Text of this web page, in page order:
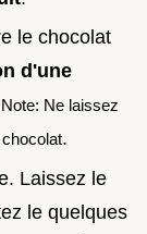
le chocolat
d'une
Note: Ne laissez
.
Laissez le
le quelques